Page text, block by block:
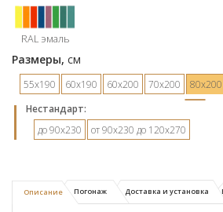
RAL эмаль
Размеры, см
55х190 60х190 60х200 70х200 80х200
Hестандарт:
до 90х230
от 90х230 до 120х270
Описание Погонаж Доставка и установка